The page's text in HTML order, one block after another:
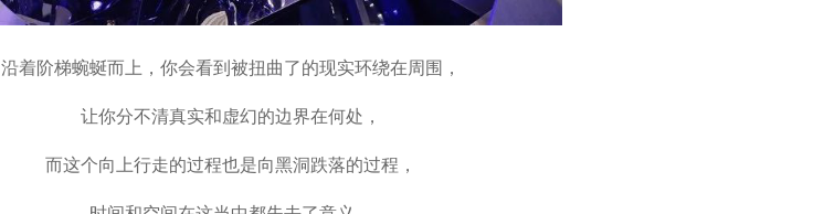
沿着阶梯蜿蜒而上，你会看到被扭曲了的现实环绕在周围，
让你分不清真实和虚幻的边界在何处，
而这个向上行走的过程也是向黑洞跌落的过程，